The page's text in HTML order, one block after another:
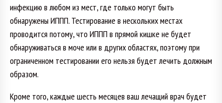
инфекцию в любом из мест, где только могут быть
обнаружены ИППП. Тестирование в нескольких местах
проводится потому, что ИППП в прямой кишке не будет
обнаруживаться в моче или в других областях, поэтому при
ограниченном тестировании его нельзя будет лечить должным
образом.
Кроме того, каждые шесть месяцев ваш лечащий врач будет